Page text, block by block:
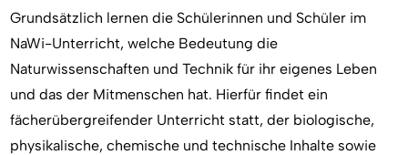
Grundsätzlich lernen die Schülerinnen und Schüler im
NaWi-Unterricht, welche Bedeutung die
Naturwissenschaften und Technik für ihr eigenes Leben
und das der Mitmenschen hat. Hierfür findet ein
fächerübergreifender Unterricht statt, der biologische,
physikalische, chemische und technische Inhalte sowie